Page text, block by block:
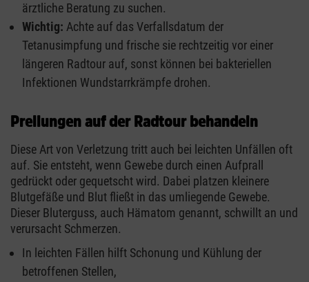
ärztliche Beratung zu suchen.
Wichtig: Achte auf das Verfallsdatum der
Tetanusimpfung und frische sie rechtzeitig vor einer
längeren Radtour auf, sonst können bei bakteriellen
Infektionen Wundstarrkrämpfe drohen.
Prellungen auf der Radtour behandeln
Diese Art von Verletzung tritt auch bei leichten Unfällen oft
auf. Sie entsteht, wenn Gewebe durch einen Aufprall
gedrückt oder gequetscht wird. Dabei platzen kleinere
Blutgefäße und Blut fließt in das umliegende Gewebe.
Dieser Bluterguss, auch Hämatom genannt, schwillt an und
verursacht Schmerzen.
In leichten Fällen hilft Schonung und Kühlung der
betroffenen Stellen,